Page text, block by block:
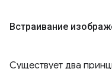
Встраивание
Существует два